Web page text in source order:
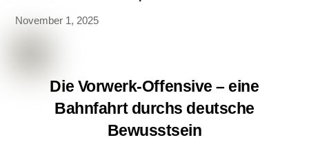
November 1, 2025
Die Vorwerk-Offensive – eine
Bahnfahrt durchs deutsche
Bewusstsein